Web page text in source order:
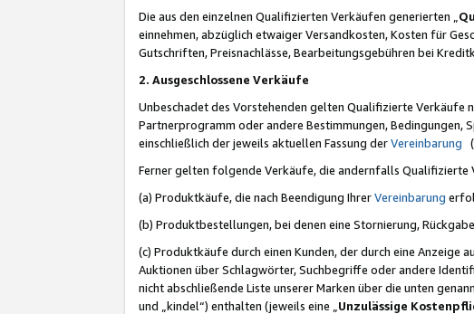
Die aus den einzelnen Qualifizierten Verkäufen generierten „
einnehmen, abzüglich etwaiger Versandkosten, Kosten für
Gutschriften, Preisnachlässe, Bearbeitungsgebühren bei
2. Ausgeschlossene Verkäufe
Unbeschadet des Vorstehenden gelten Qualifizierte Verkäufe
Partnerprogramm oder andere Bestimmungen,
einschließlich der jeweils aktuellen Fassung derVereinbarung
Ferner gelten folgende Verkäufe, die andernfalls Qualifizierte
(a) Produktkäufe, die nach Beendigung IhrerVereinbarung
(b) Produktbestellungen, bei denen eine Stornierung,
(c) Produktkäufe durch einen Kunden, der durch eine Anzeige
Auktionen über Schlagwörter, Suchbegriffe oder andere
nicht abschließende Liste unserer Marken über die unten
und „kindel“) enthalten (jeweils eine „ Unzulässige